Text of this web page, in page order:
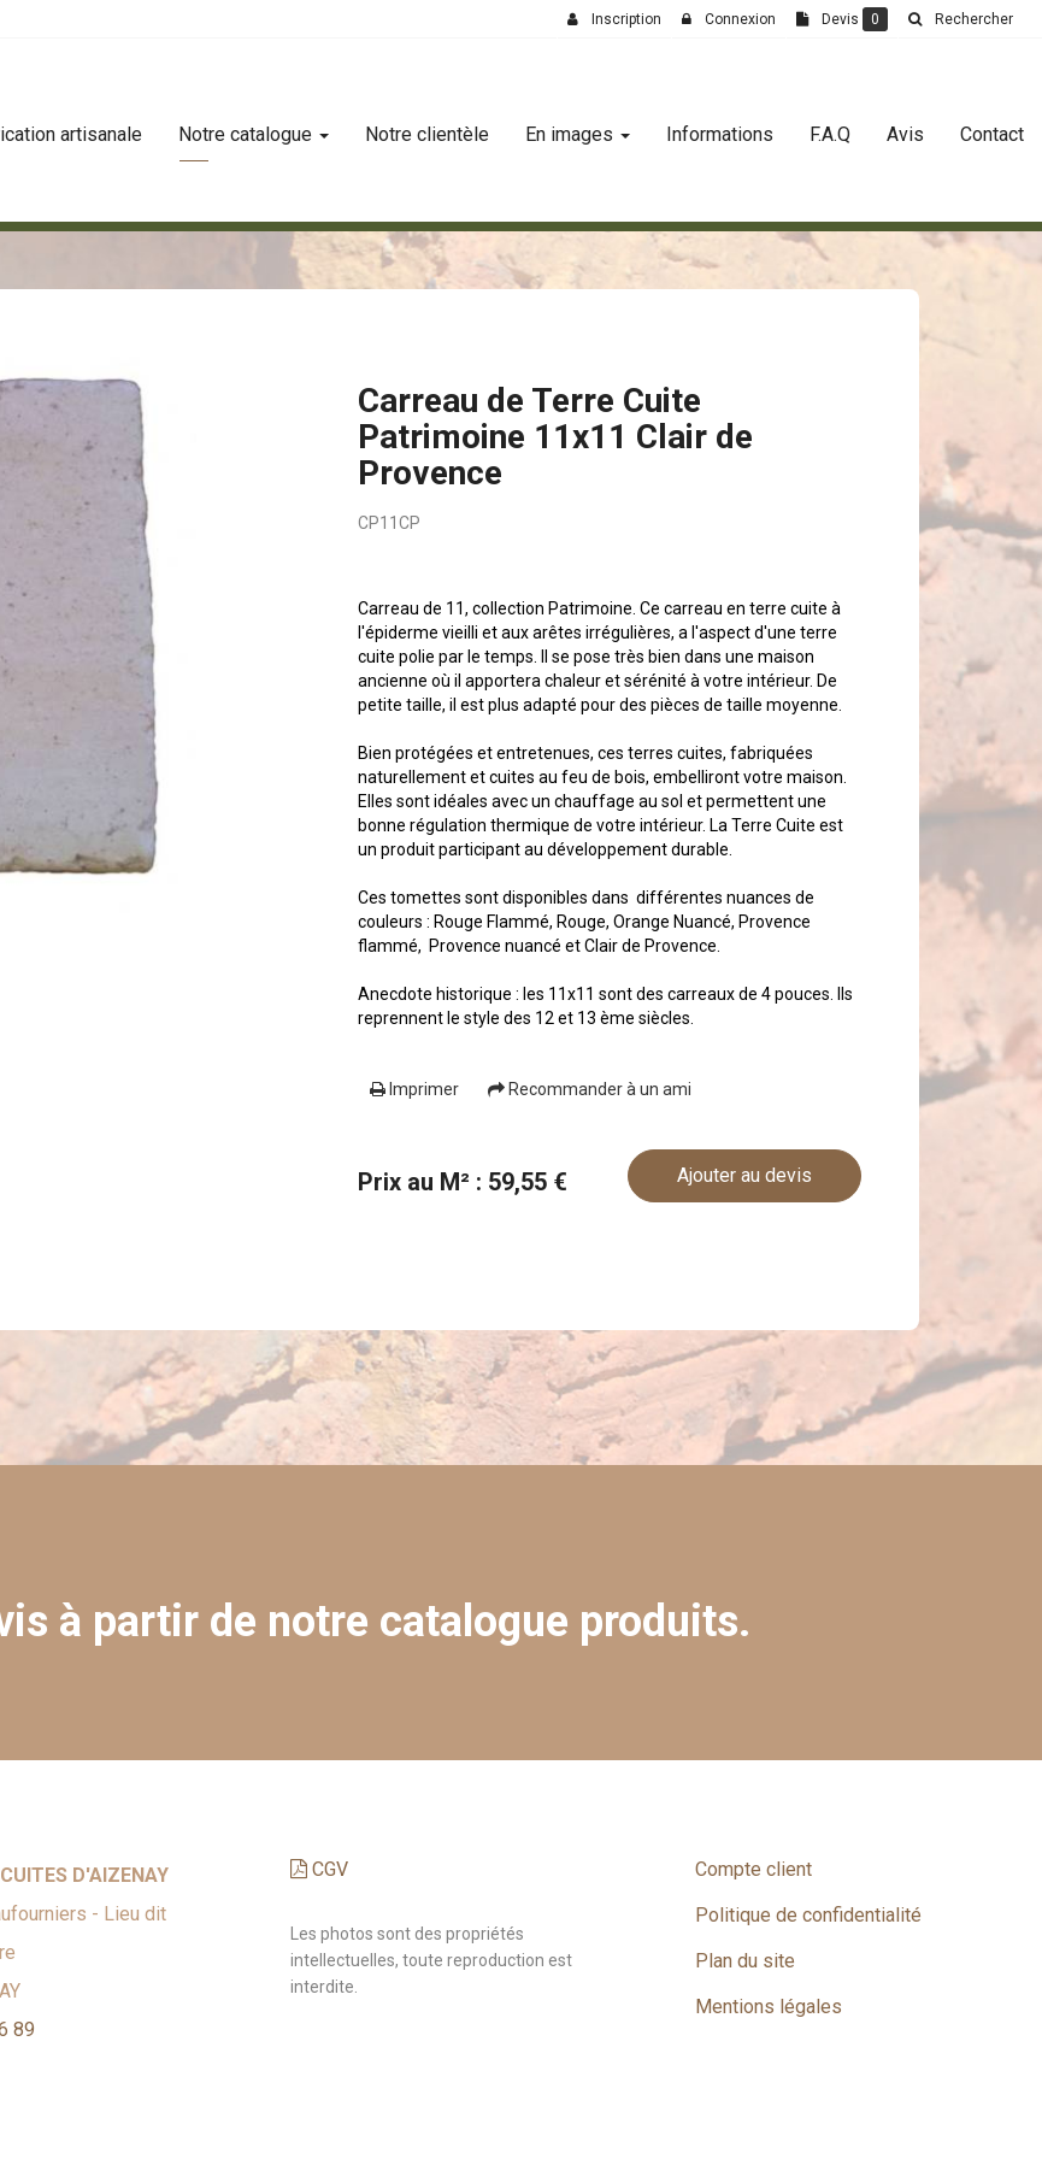
artisanale Notre catalogue Notre clientèle En images Informations F.A.Q Avis Contact
clair de provence
Carreau de Terre Cuite
Patrimoine 11x11 Clair de
Provence
CP11CP
Carreau de 11, collection Patrimoine. Ce carreau en terre cuite à
l'épiderme vieilli et aux arêtes irrégulières, a l'aspect d'une terre
cuite polie par le temps. Il se pose très bien dans une maison
ancienne où il apportera chaleur et sérénité à votre intérieur. De
petite taille, il est plus adapté pour des pièces de taille moyenne.
Bien protégées et entretenues, ces terres cuites, fabriquées
naturellement et cuites au feu de bois, embelliront votre maison.
Elles sont idéales avec un chauffage au sol et permettent une
bonne régulation thermique de votre intérieur. La Terre Cuite est
un produit participant au développement durable.
Ces tomettes sont disponibles dans différentes nuances de
couleurs : Rouge Flammé, Rouge, Orange Nuancé, Provence
flammé, Provence nuancé et Clair de Provence.
Anecdote historique : les 11x11 sont des carreaux de 4 pouces. Ils
reprennent le style des 12 et 13 ème siècles.
Imprimer Recommander à un ami
Prix au M² : 59,55 € Ajouter au devis
Inscription Connexion Devis 0 Rechercher
à partir de notre catalogue produits.
D'AIZENAY
- Lieu dit
89
CGV
Les photos sont des propriétés
intellectuelles, toute reproduction est
interdite.
Compte client
Politique de confidentialité
Plan du site
Mentions légales